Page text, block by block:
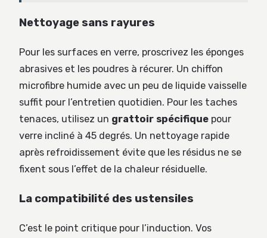
Nettoyage sans rayures
Pour les surfaces en verre, proscrivez les éponges
abrasives et les poudres à récurer. Un chiffon
microfibre humide avec un peu de liquide vaisselle
suffit pour l’entretien quotidien. Pour les taches
tenaces, utilisez un grattoir spécifique pour
verre incliné à 45 degrés. Un nettoyage rapide
après refroidissement évite que les résidus ne se
fixent sous l’effet de la chaleur résiduelle.
La compatibilité des ustensiles
C’est le point critique pour l’induction. Vos